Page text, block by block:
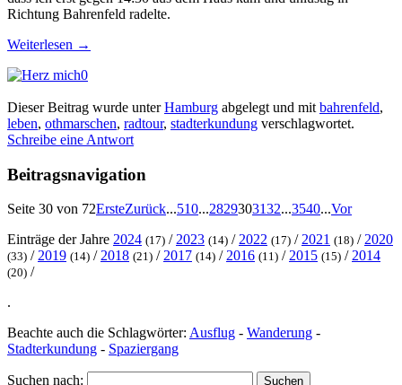
Richtung Bahrenfeld radelte.
Weiterlesen →
0
Dieser Beitrag wurde unterHamburg abgelegt und mit bahrenfeld,
leben, othmarschen, radtour, stadterkundung verschlagwortet.
Schreibe eine Antwort
Beitragsnavigation
Seite 30 von 72ErsteZurück...510...2829303132...3540...Vor
Einträge der Jahre 2024 (17) / 2023 (14) / 2022 (17) / 2021 (18) / 2020
(33) / 2019 (14) / 2018 (21) / 2017 (14) / 2016 (11) / 2015 (15) / 2014
(20) /
.
Beachte auch die Schlagwörter: Ausflug - Wanderung -
Stadterkundung - Spaziergang
Suchen nach: